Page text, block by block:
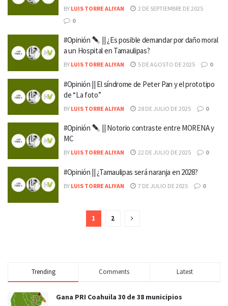
BY LUIS TORRE ALIYAN
2 DE SEPTIEMBRE DE 2025
0
#Opinión
|| ¿Es posible demandar por daño moral
a un Hospital en Tamaulipas?
BY LUIS TORRE ALIYAN 5 DE AGOSTO DE 2025 0
#Opinión || El síndrome de Peter Pan y el prototipo
de “La foto”
BY LUIS TORRE ALIYAN 28 DE JULIO DE 2025 0
#Opinión
|| Notorio contraste entre MORENA y
MC
BY LUIS TORRE ALIYAN 22 DE JULIO DE 2025 0
#Opinión || ¿Tamaulipas será naranja en 2028?
BY LUIS TORRE ALIYAN 7 DE JULIO DE 2025 0
1 2
Trending Comments Latest
Gana PRI Coahuila 30 de 38 municipios